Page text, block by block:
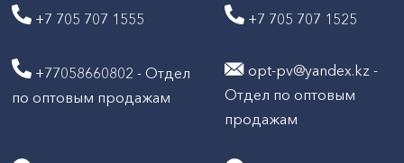
+7 705 707 1555 +7 705 707 1525
+77058660802 - Отдел
по оптовым продажам
opt-pv@yandex.kz -
Отдел по оптовым
продажам